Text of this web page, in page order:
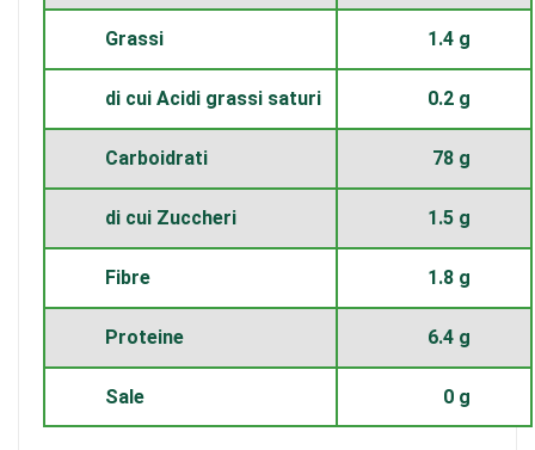
Grassi 1.4 g
di cui Acidi grassi saturi 0.2 g
Carboidrati 78 g
di cui Zuccheri 1.5 g
Fibre 1.8 g
Proteine 6.4 g
Sale 0 g